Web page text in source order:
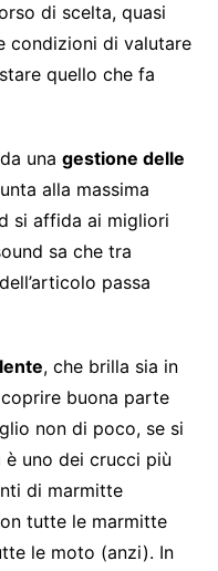
di scelta, quasi
condizioni di valutare
quello che fa
una gestione delle
alla massima
si affida ai migliori
sa che tra
passa
, che brilla sia in
buona parte
non di poco, se si
uno dei crucci più
di marmitte
tutte le marmitte
le moto (anzi). In